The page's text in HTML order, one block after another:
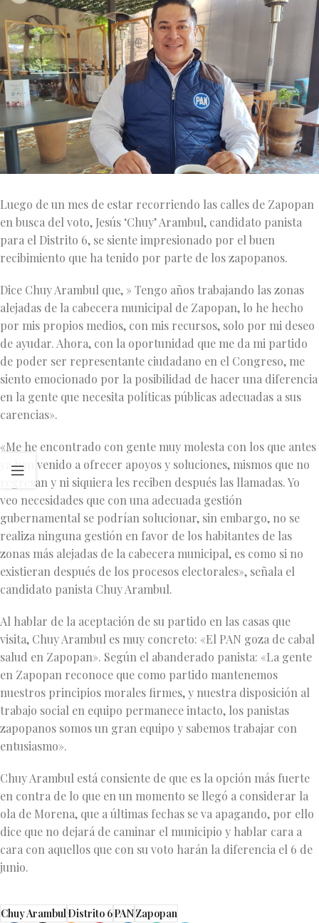
Luego de un mes de estar recorriendo las calles de Zapopan
en busca del voto, Jesús ‘Chuy’ Arambul, candidato panista
para el Distrito 6, se siente impresionado por el buen
recibimiento que ha tenido por parte de los zapopanos.
Dice Chuy Arambul que, » Tengo años trabajando las zonas
alejadas de la cabecera municipal de Zapopan, lo he hecho
por mis propios medios, con mis recursos, solo por mi deseo
de ayudar. Ahora, con la oportunidad que me da mi partido
de poder ser representante ciudadano en el Congreso, me
siento emocionado por la posibilidad de hacer una diferencia
en la gente que necesita políticas públicas adecuadas a sus
carencias».
«Me he encontrado con gente muy molesta con los que antes
ya han venido a ofrecer apoyos y soluciones, mismos que no
regresan y ni siquiera les reciben después las llamadas. Yo
veo necesidades que con una adecuada gestión
gubernamental se podrían solucionar, sin embargo, no se
realiza ninguna gestión en favor de los habitantes de las
zonas más alejadas de la cabecera municipal, es como si no
existieran después de los procesos electorales», señala el
candidato panista Chuy Arambul.
Al hablar de la aceptación de su partido en las casas que
visita, Chuy Arambul es muy concreto: «El PAN goza de cabal
salud en Zapopan». Según el abanderado panista: «La gente
en Zapopan reconoce que como partido mantenemos
nuestros principios morales firmes, y nuestra disposición al
trabajo social en equipo permanece intacto, los panistas
zapopanos somos un gran equipo y sabemos trabajar con
entusiasmo».
Chuy Arambul está consiente de que es la opción más fuerte
en contra de lo que en un momento se llegó a considerar la
ola de Morena, que a últimas fechas se va apagando, por ello
dice que no dejará de caminar el municipio y hablar cara a
cara con aquellos que con su voto harán la diferencia el 6 de
junio.
Chuy ArambulDistrito 6PANZapopan